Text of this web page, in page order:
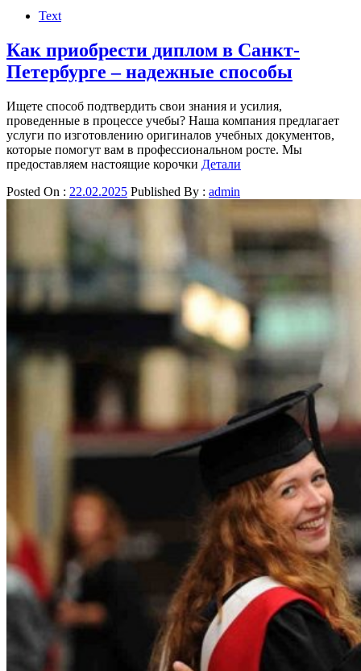
Text
Как приобрести диплом в Санкт-
Петербурге – надежные способы
Ищете способ подтвердить свои знания и усилия,
проведенные в процессе учебы? Наша компания предлагает
услуги по изготовлению оригиналов учебных документов,
которые помогут вам в профессиональном росте. Мы
предоставляем настоящие корочки Детали
Posted On : 22.02.2025 Published By : admin